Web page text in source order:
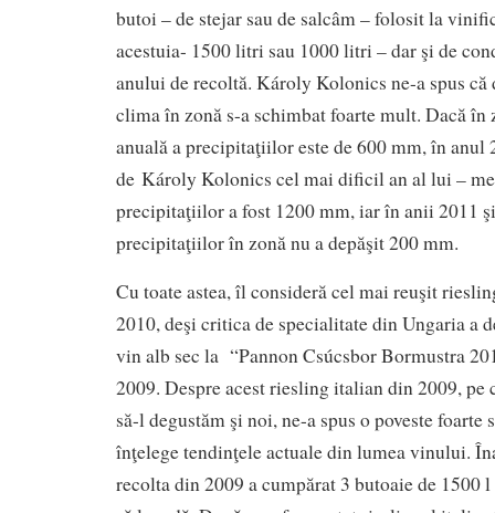
butoi – de stejar sau de salcâm – folosit la
acestuia- 1500 litri sau 1000 litri – dar şi de
anului de recoltă. Károly Kolonics ne-a spus că
clima în zonă s-a schimbat foarte mult. Dacă în
anuală a precipitaţiilor este de 600 mm, în anul
de Károly Kolonics cel mai dificil an al lui –
precipitaţiilor a fost 1200 mm, iar în anii 2011
precipitaţiilor în zonă nu a depăşit 200 mm.
Cu toate astea, îl consideră cel mai reuşit
2010, deşi critica de specialitate din Ungaria a
vin alb sec la “Pannon Csúcsbor Bormustra
2009. Despre acest riesling italian din 2009, pe
să-l degustăm şi noi, ne-a spus o poveste foarte
înţelege tendinţele actuale din lumea vinului.
recolta din 2009 a cumpărat 3 butoaie de 1500